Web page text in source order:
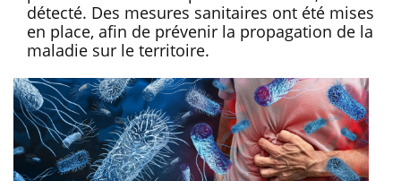
détecté. Des mesures sanitaires ont été mises
en place, afin de prévenir la propagation de la
maladie sur le territoire.